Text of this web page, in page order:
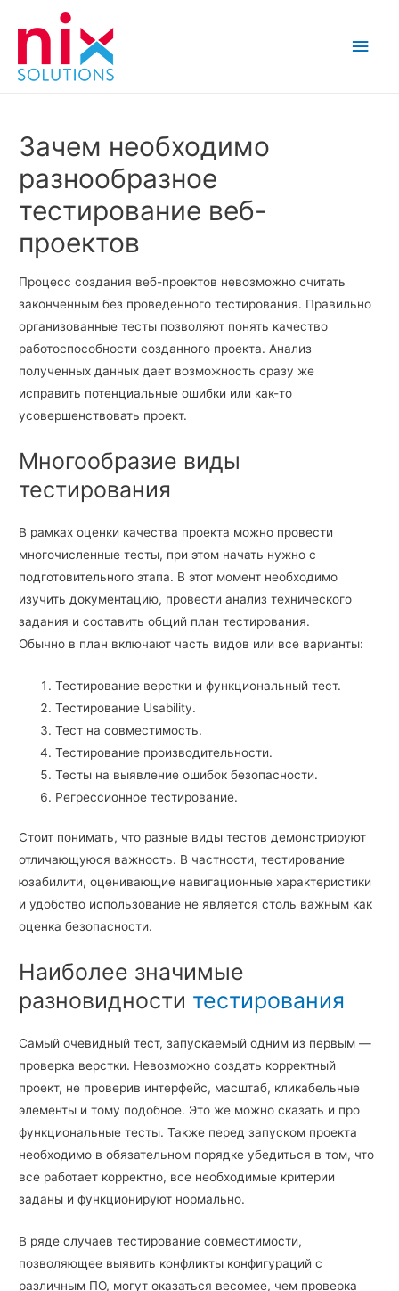
Main
Зачем необходимо
разнообразное
тестирование веб-
проектов
Процесс создания веб-проектов невозможно считать
законченным без проведенного тестирования. Правильно
организованные тесты позволяют понять качество
работоспособности созданного проекта. Анализ
полученных данных дает возможность сразу же
исправить потенциальные ошибки или как-то
усовершенствовать проект.
Многообразие виды
тестирования
В рамках оценки качества проекта можно провести
многочисленные тесты, при этом начать нужно с
подготовительного этапа. В этот момент необходимо
изучить документацию, провести анализ технического
задания и составить общий план тестирования.
Обычно в план включают часть видов или все варианты:
Тестирование верстки и функциональный тест.
Тестирование Usability.
Тест на совместимость.
Тестирование производительности.
Тесты на выявление ошибок безопасности.
Регрессионное тестирование.
Стоит понимать, что разные виды тестов демонстрируют
отличающуюся важность. В частности, тестирование
юзабилити, оценивающие навигационные характеристики
и удобство использование не является столь важным как
оценка безопасности.
Наиболее значимые
разновидности тестирования
Самый очевидный тест, запускаемый одним из первым —
проверка верстки. Невозможно создать корректный
проект, не проверив интерфейс, масштаб, кликабельные
элементы и тому подобное. Это же можно сказать и про
функциональные тесты. Также перед запуском проекта
необходимо в обязательном порядке убедиться в том, что
все работает корректно, все необходимые критерии
заданы и функционируют нормально.
В ряде случаев тестирование совместимости,
позволяющее выявить конфликты конфигураций с
различным ПО, могут оказаться весомее, чем проверка